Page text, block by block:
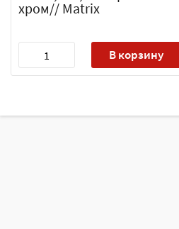
хром// Matrix
В корзину